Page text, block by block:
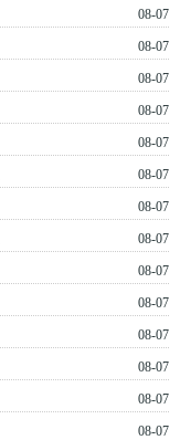
08-07
08-07
08-07
08-07
08-07
08-07
08-07
08-07
08-07
08-07
08-07
08-07
08-07
08-07